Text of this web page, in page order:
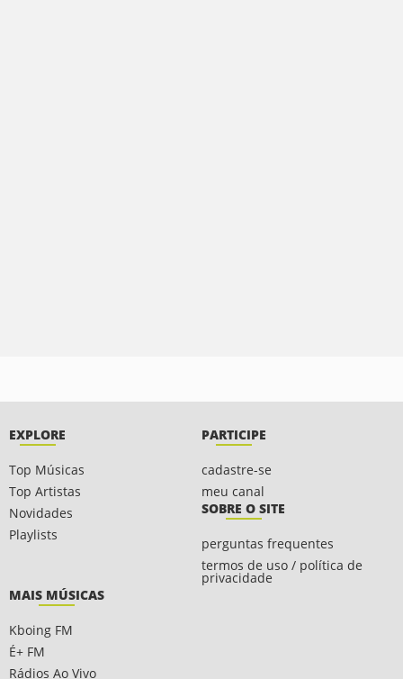
EXPLORE
Top Músicas
Top Artistas
Novidades
Playlists
PARTICIPE
cadastre-se
meu canal
SOBRE O SITE
perguntas frequentes
termos de uso / política de
privacidade
MAIS MÚSICAS
Kboing FM
É+ FM
Rádios Ao Vivo